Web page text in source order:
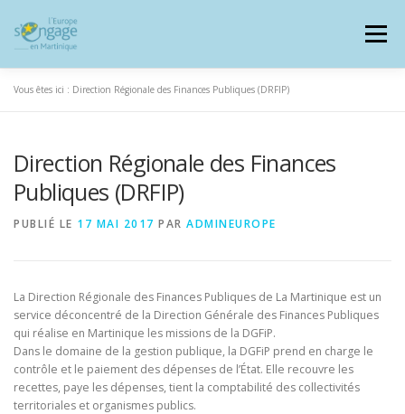
contenu
Menu
PROGRAMMES J’AI UN PROJET
RESSOURCES DOCUMENTAIRES ZOOM EUROPE
SIGNALER UNE FRAUDE
Vous êtes ici : Direction Régionale des Finances Publiques (DRFIP)
Direction Régionale des Finances
Publiques (DRFIP)
PUBLIÉ LE 17 MAI 2017 PAR ADMINEUROPE
La Direction Régionale des Finances Publiques de La Martinique est un
service déconcentré de la Direction Générale des Finances Publiques
qui réalise en Martinique les missions de la DGFiP.
Dans le domaine de la gestion publique, la DGFiP prend en charge le
contrôle et le paiement des dépenses de l’État. Elle recouvre les
recettes, paye les dépenses, tient la comptabilité des collectivités
territoriales et organismes publics.